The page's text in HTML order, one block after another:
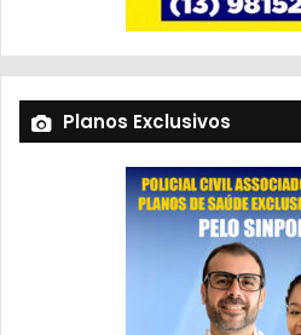
Planos Exclusivos